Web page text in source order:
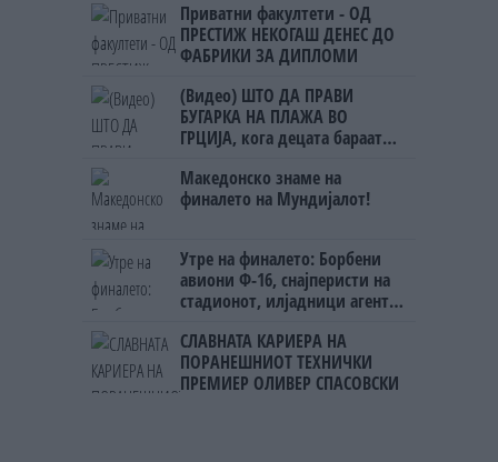
Приватни факултети - ОД
ПРЕСТИЖ НЕКОГАШ ДЕНЕС ДО
ФАБРИКИ ЗА ДИПЛОМИ
(Видео) ШТО ДА ПРАВИ
БУГАРКА НА ПЛАЖА ВО
ГРЦИЈА, кога децата бараат
Македонско знаме на
финалето на Мундијалот!
Утре на финалето: Борбени
авиони Ф-16, снајперисти на
стадионот, илјадници агенти
СЛАВНАТА КАРИЕРА НА
ПОРАНЕШНИОТ ТЕХНИЧКИ
ПРЕМИЕР ОЛИВЕР СПАСОВСКИ